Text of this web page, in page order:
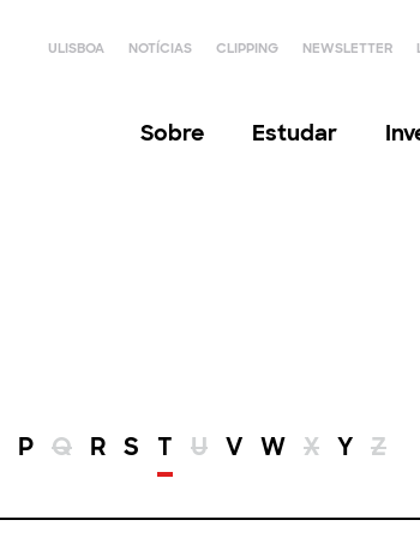
ULISBOA NOTÍCIAS CLIPPING NEWSLETTER
Sobre Estudar
P Q R S T U V W X Y Z